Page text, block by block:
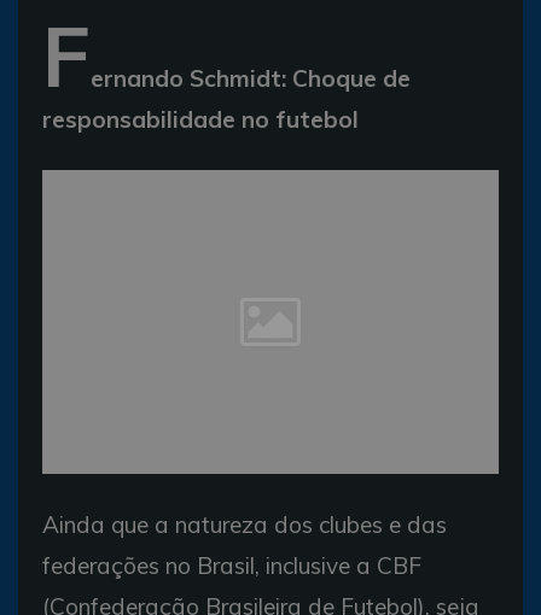
Fernando Schmidt: Choque de
responsabilidade no futebol
Ainda que a natureza dos clubes e das
federações no Brasil, inclusive a CBF
(Confederação Brasileira de Futebol), seja